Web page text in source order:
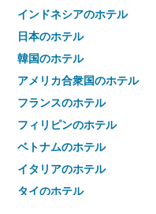
インドネシアのホテル
日本のホテル
韓国のホテル
アメリカ合衆国のホテル
フランスのホテル
フィリピンのホテル
ベトナムのホテル
イタリアのホテル
タイのホテル